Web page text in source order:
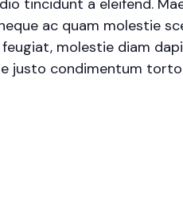
tincidunt a eleifend.
ac quam molestie
molestie diam
justo condimentum